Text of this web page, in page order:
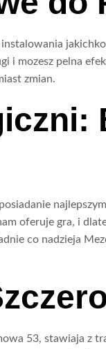
mozesz pelna
zmian.
oferuje gra, i
co nadzieja
53, stawiaja z